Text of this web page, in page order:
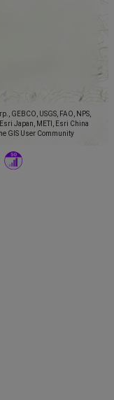
GEBCO, USGS, FAO, NPS,
Japan, METI, Esri China
GIS User Community